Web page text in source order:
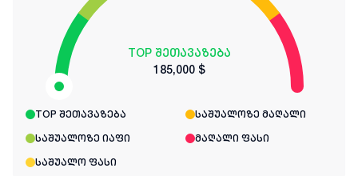
TOP შეთავაზება
185,000 $
TOP შეთავაზება საშუალოზე მაღალი
საშუალოზე იაფი მაღალი ფასი
საშუალო ფასი